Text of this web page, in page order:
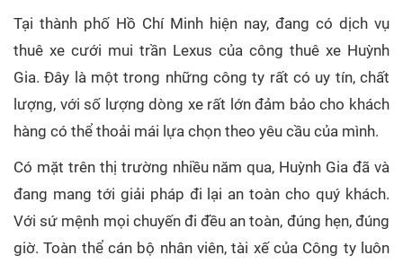
Tại thành phố Hồ Chí Minh hiện nay, đang có dịch vụ
thuê xe cưới mui trần Lexus của công thuê xe Huỳnh
Gia. Đây là một trong những công ty rất có uy tín, chất
lượng, với số lượng dòng xe rất lớn đảm bảo cho khách
hàng có thể thoải mái lựa chọn theo yêu cầu của mình.
Có mặt trên thị trường nhiều năm qua, Huỳnh Gia đã và
đang mang tới giải pháp đi lại an toàn cho quý khách.
Với sứ mệnh mọi chuyến đi đều an toàn, đúng hẹn, đúng
giờ. Toàn thể cán bộ nhân viên, tài xế của Công ty luôn